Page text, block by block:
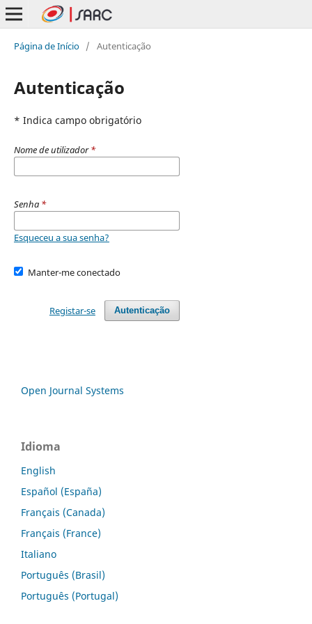
Página de Início / Autenticação
Autenticação
* Indica campo obrigatório
Nome de utilizador*
Senha *
Esqueceu a sua senha?
Manter-me conectado
Autenticação
Registar-se
Open Journal Systems
Idioma
English
Español (España)
Français (Canada)
Français (France)
Italiano
Português (Brasil)
Português (Portugal)